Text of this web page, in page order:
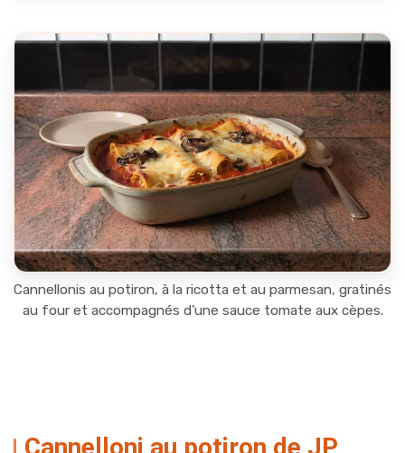
Cannellonis au potiron, à la ricotta et au parmesan, gratinés
au four et accompagnés d’une sauce tomate aux cèpes.
Cannelloni au potiron de JP